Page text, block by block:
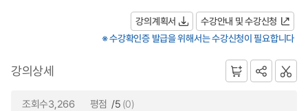
강의계획서
수강안내 및 수강신청
※ 수강확인증 발급을 위해서는 수강신청이 필요합니다
강의상세
조회수3,266 평점 /5 (0)